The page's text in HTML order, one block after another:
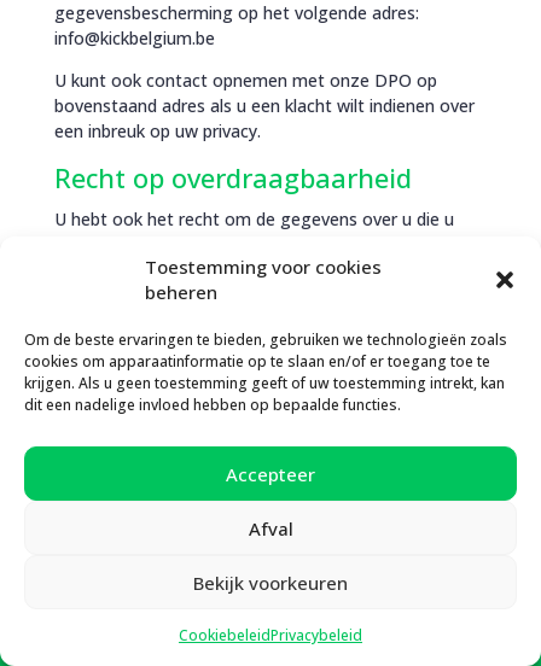
Toestemming voor cookies
beheren
Om de beste ervaringen te bieden, gebruiken we technologieën zoals
cookies om apparaatinformatie op te slaan en/of er toegang toe te
krijgen. Als u geen toestemming geeft of uw toestemming intrekt, kan
dit een nadelige invloed hebben op bepaalde functies.
Accepteer
Afval
Bekijk voorkeuren
CookiebeleidPrivacybeleid
gegevensbescherming op het volgende adres:
info@kickbelgium.be
U kunt ook contact opnemen met onze DPO op
bovenstaand adres als u een klacht wilt indienen over
een inbreuk op uw privacy.
Recht op overdraagbaarheid
U hebt ook het recht om de gegevens over u die u
gestructureerd, algemeen gebruikt en
machineleesbaar formaat en het recht om deze door
verantwoordelijke wanneer de gegevens worden
verwerkt met behulp van geautomatiseerde
procedures.
Uw recht om een klacht in te
Als u ontevreden bent over de manier waarop wij uw
persoonlijke gegevens hebben verwerkt, als u van
strijd is met de GDPR of voor een vraag of verzoek
heeft opgeleverd, hebt u het recht om een klacht in te
Hou me op de hoogte!